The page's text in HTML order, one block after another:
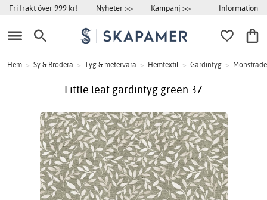
Fri frakt över 999 kr! Nyheter >> Kampanj >> Information
Hem > Sy & Brodera > Tyg & metervara > Hemtextil > Gardintyg > Mönstrade
Little leaf gardintyg green 37